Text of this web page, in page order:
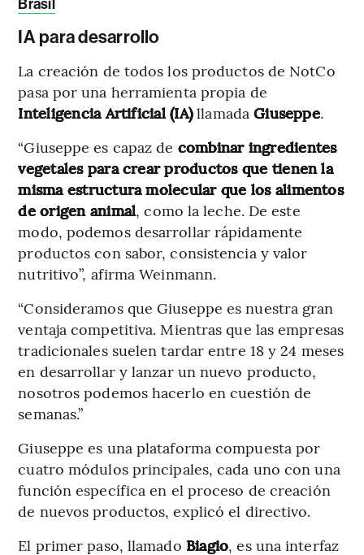
Brasil
IA para desarrollo
La creación de todos los productos de NotCo
pasa por una herramienta propia de
Inteligencia Artificial (IA)llamadaGiuseppe.
“Giuseppe es capaz de combinar ingredientes
vegetales para crear productos que tienen la
misma estructura molecular que los alimentos
de origen animal, como la leche. De este
modo, podemos desarrollar rápidamente
productos con sabor, consistencia y valor
nutritivo”, afirma Weinmann.
“Consideramos que Giuseppe es nuestra gran
ventaja competitiva. Mientras que las empresas
tradicionales suelen tardar entre 18 y 24 meses
en desarrollar y lanzar un nuevo producto,
nosotros podemos hacerlo en cuestión de
semanas.”
Giuseppe es una plataforma compuesta por
cuatro módulos principales, cada uno con una
función específica en el proceso de creación
de nuevos productos, explicó el directivo.
El primer paso, llamado Biagio, es una interfaz